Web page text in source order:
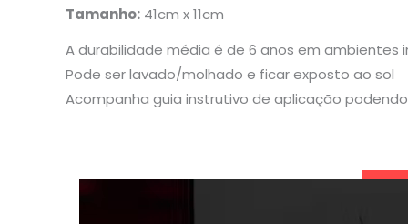
Tamanho: 41cm x 11cm
A durabilidade média é de 6 anos em
Pode ser lavado/molhado e ficar exposto ao sol
Acompanha guia instrutivo de aplicação